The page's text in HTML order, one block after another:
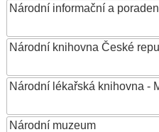
Národní informační a
Národní knihovna České
Národní lékařská knihovna -
Národní muzeum